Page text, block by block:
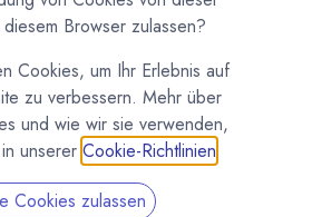
Browser zulassen?
Cookies, um Ihr Erlebnis auf
zu verbessern. Mehr über
und wie wir sie verwenden,
unserer Cookie-Richtlinien
Cookies zulassen